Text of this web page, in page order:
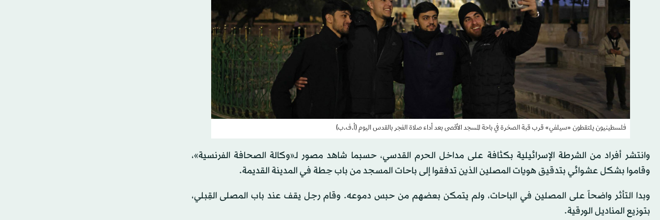
فلسطينيون يلتقطون «سيلفي» قرب قبة الصخرة في باحة المسجد الأقصى بعد أداء صلاة الفجر بالقدس اليوم (أ.ف.ب)
وانتشر أفراد من الشرطة الإسرائيلية بكثافة على مداخل الحرم القدسي، حسبما شاهد مصور لـ«وكالة الصحافة الفرنسية»،
وقاموا بشكل عشوائي بتدقيق هويات المصلين الذين تدفقوا إلى باحات المسجد من باب حِطة في المدينة القديمة.
وبدا التأثر واضحاً على المصلين في الباحات، ولم يتمكن بعضهم من حبس دموعه. وقام رجل يقف عند باب المصلى القِبلي،
بتوزيع المناديل الورقية.